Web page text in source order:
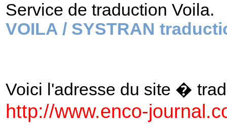
Service de traduction Voila.
VOILA / SYSTRAN
Voici l'adresse du site �
http://www.enco-